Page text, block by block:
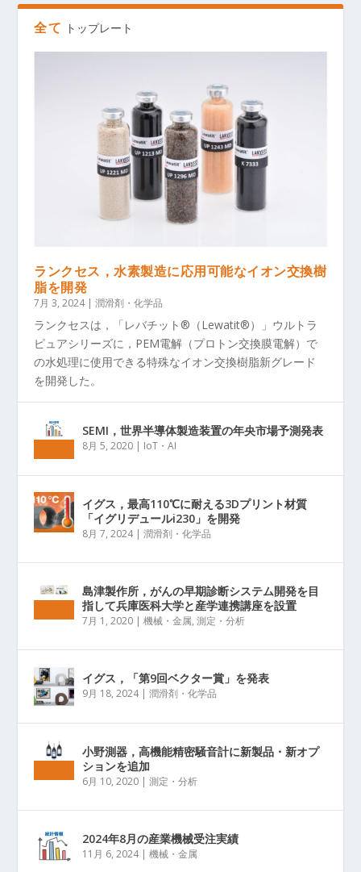
全て トップレート
ランクセス，水素製造に応用可能なイオン交換樹
脂を開発
7月 3, 2024|潤滑剤・化学品
ランクセスは，「レバチット®（Lewatit®）」ウルトラ
ピュアシリーズに，PEM電解（プロトン交換膜電解）で
の水処理に使用できる特殊なイオン交換樹脂新グレード
を開発した。
SEMI，世界半導体製造装置の年央市場予測発表
8月 5, 2020 | IoT・AI
イグス，最高110℃に耐える3Dプリント材質
「イグリデュールi230」を開発
8月 7, 2024|潤滑剤・化学品
島津製作所，がんの早期診断システム開発を目
指して兵庫医科大学と産学連携講座を設置
7月 1, 2020 |機械・金属,測定・分析
イグス，「第9回ベクター賞」を発表
9月 18, 2024|潤滑剤・化学品
小野測器，高機能精密騒音計に新製品・新オプ
ションを追加
6月 10, 2020 |測定・分析
2024年8月の産業機械受注実績
11月 6, 2024|機械・金属